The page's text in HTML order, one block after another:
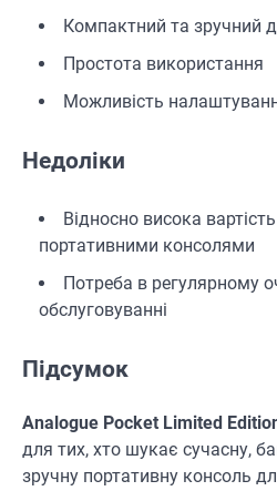
Компактний та зручний
Простота використання
Можливість
Недоліки
Відносно висока
портативними консолями
Потреба в регулярному
обслуговуванні
Підсумок
Analogue Pocket Limited
для тих, хто шукає сучасну,
зручну портативну консоль